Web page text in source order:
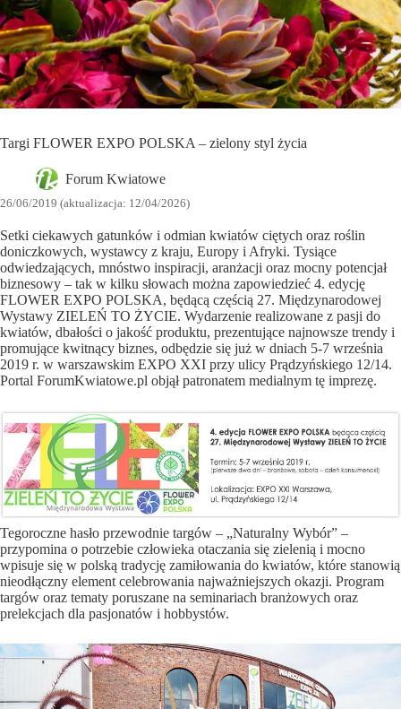
Targi FLOWER EXPO POLSKA – zielony styl życia
Forum Kwiatowe
26/06/2019 (aktualizacja: 12/04/2026)
Setki ciekawych gatunków i odmian kwiatów ciętych oraz roślin
doniczkowych, wystawcy z kraju, Europy i Afryki. Tysiące
odwiedzających, mnóstwo inspiracji, aranżacji oraz mocny potencjał
biznesowy – tak w kilku słowach można zapowiedzieć 4. edycję
FLOWER EXPO POLSKA, będącą częścią 27. Międzynarodowej
Wystawy ZIELEŃ TO ŻYCIE. Wydarzenie realizowane z pasji do
kwiatów, dbałości o jakość produktu, prezentujące najnowsze trendy i
promujące kwitnący biznes, odbędzie się już w dniach 5-7 września
2019 r. w warszawskim EXPO XXI przy ulicy Prądzyńskiego 12/14.
Portal ForumKwiatowe.pl objął patronatem medialnym tę imprezę.
Tegoroczne hasło przewodnie targów – „Naturalny Wybór” –
przypomina o potrzebie człowieka otaczania się zielenią i mocno
wpisuje się w polską tradycję zamiłowania do kwiatów, które stanowią
nieodłączny element celebrowania najważniejszych okazji. Program
targów oraz tematy poruszane na seminariach branżowych oraz
prelekcjach dla pasjonatów i hobbystów.